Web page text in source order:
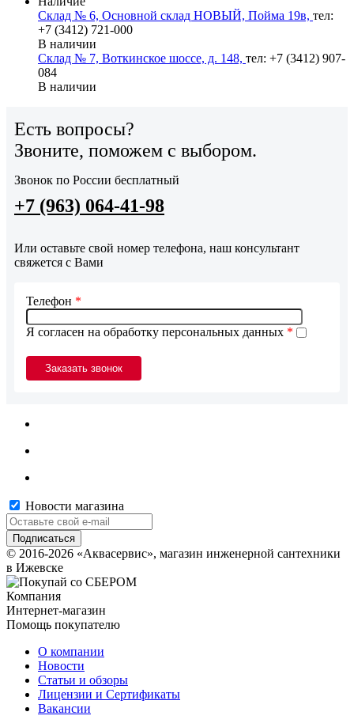
Склад № 6, Основной склад НОВЫЙ, Пойма 19в, тел:
+7 (3412) 721-000
В наличии
Склад № 7, Воткинское шоссе, д. 148, тел: +7 (3412) 907-
084
В наличии
Есть вопросы?
Звоните, поможем с выбором.
Звонок по России бесплатный
+7 (963) 064-41-98
Или оставьте свой номер телефона, наш консультант
свяжется с Вами
Я согласен на обработку персональных данных *
Телефон *
Новости магазина
© 2016-2026 «Аквасервис», магазин инженерной сантехники
в Ижевске
Компания
Интернет-магазин
Помощь покупателю
О компании
Новости
Статьи и обзоры
Лицензии и Сертификаты
Вакансии